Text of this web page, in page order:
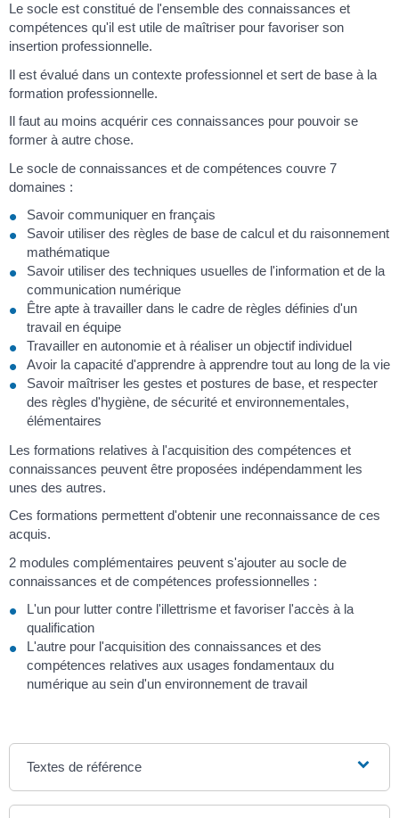
Le socle est constitué de l'ensemble des connaissances et
compétences qu'il est utile de maîtriser pour favoriser son
insertion professionnelle.
Il est évalué dans un contexte professionnel et sert de base à la
formation professionnelle.
Il faut au moins acquérir ces connaissances pour pouvoir se
former à autre chose.
Le socle de connaissances et de compétences couvre 7
domaines :
Savoir communiquer en français
Savoir utiliser des règles de base de calcul et du raisonnement
mathématique
Savoir utiliser des techniques usuelles de l'information et de la
communication numérique
Être apte à travailler dans le cadre de règles définies d'un
travail en équipe
Travailler en autonomie et à réaliser un objectif individuel
Avoir la capacité d'apprendre à apprendre tout au long de la vie
Savoir maîtriser les gestes et postures de base, et respecter
des règles d'hygiène, de sécurité et environnementales,
élémentaires
Les formations relatives à l'acquisition des compétences et
connaissances peuvent être proposées indépendamment les
unes des autres.
Ces formations permettent d'obtenir une reconnaissance de ces
acquis.
2 modules complémentaires peuvent s'ajouter au socle de
connaissances et de compétences professionnelles :
L'un pour lutter contre l'illettrisme et favoriser l'accès à la
qualification
L'autre pour l'acquisition des connaissances et des
compétences relatives aux usages fondamentaux du
numérique au sein d'un environnement de travail
Textes de référence